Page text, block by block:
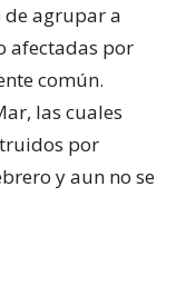
agrupar a
afectadas por
común.
las cuales
por
y aun no se